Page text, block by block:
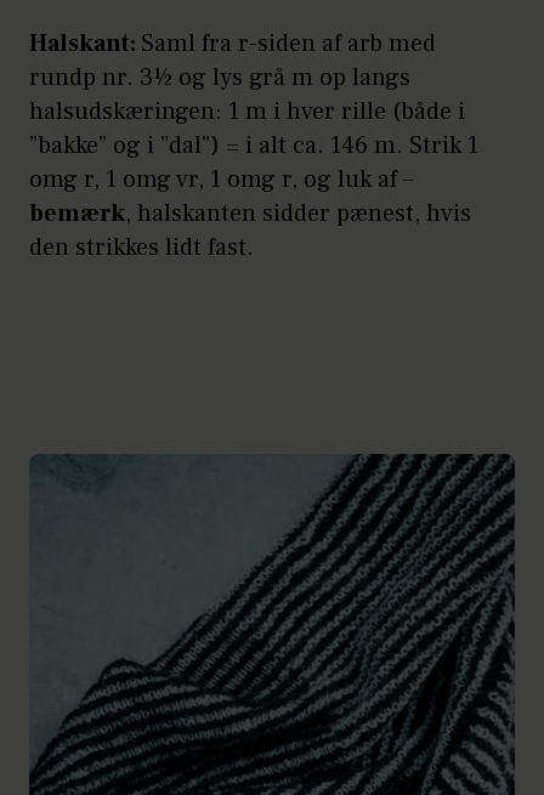
Halskant: Saml fra r-siden af arb med
rundp nr. 3½ og lys grå m op langs
halsudskæringen: 1 m i hver rille (både i
”bakke” og i ”dal”) = i alt ca. 146 m. Strik 1
omg r, 1 omg vr, 1 omg r, og luk af –
bemærk, halskanten sidder pænest, hvis
den strikkes lidt fast.